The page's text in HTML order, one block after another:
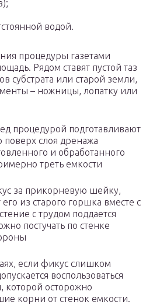
водой.
процедуры газетами
Рядом ставят пустой таз
субстрата или старой земли,
– ножницы, лопатку или
процедурой подготавливают
слоя дренажа
и обработанного
треть емкости
за прикорневую шейку,
из старого горшка вместе с
с трудом поддается
постучать по стенке
если фикус слишком
воспользоваться
которой осторожно
корни от стенок емкости.